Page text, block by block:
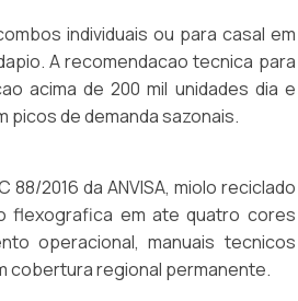
individuais ou para casal em
A recomendacao tecnica para
acima de 200 mil unidades dia e
de demanda sazonais.
2016 da ANVISA, miolo reciclado
flexografica em ate quatro cores
operacional, manuais tecnicos
cobertura regional permanente.